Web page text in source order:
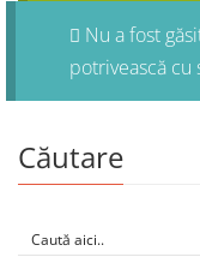
Nu a fost
potrivească cu
Căutare